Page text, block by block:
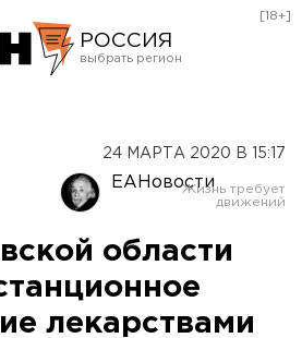
РОССИЯ
Оренбург
[18+]
24 МАРТА 2020 В 15:17
ЕАНовости
области
лекарствами